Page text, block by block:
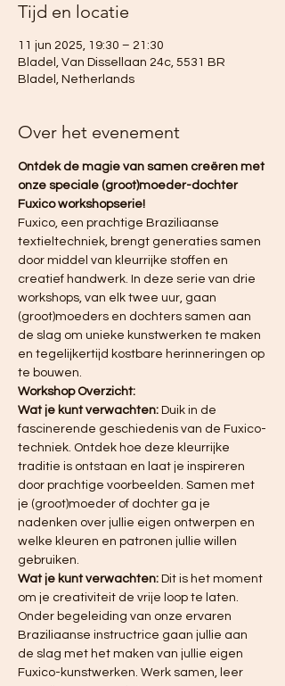
Tijd en locatie
11 jun 2025, 19:30 – 21:30
Bladel, Van Dissellaan 24c, 5531 BR
Bladel, Netherlands
Over het evenement
Ontdek de magie van samen creëren met
onze speciale (groot)moeder-dochter
Fuxico workshopserie!
Fuxico, een prachtige Braziliaanse
textieltechniek, brengt generaties samen
door middel van kleurrijke stoffen en
creatief handwerk. In deze serie van drie
workshops, van elk twee uur, gaan
(groot)moeders en dochters samen aan
de slag om unieke kunstwerken te maken
en tegelijkertijd kostbare herinneringen op
te bouwen.
Workshop Overzicht:
Wat je kunt verwachten: Duik in de
fascinerende geschiedenis van de Fuxico-
techniek. Ontdek hoe deze kleurrijke
traditie is ontstaan en laat je inspireren
door prachtige voorbeelden. Samen met
je (groot)moeder of dochter ga je
nadenken over jullie eigen ontwerpen en
welke kleuren en patronen jullie willen
gebruiken.
Wat je kunt verwachten: Dit is het moment
om je creativiteit de vrije loop te laten.
Onder begeleiding van onze ervaren
Braziliaanse instructrice gaan jullie aan
de slag met het maken van jullie eigen
Fuxico-kunstwerken. Werk samen, leer